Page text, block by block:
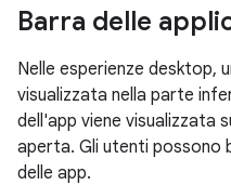
Barra delle
Nelle esperienze desktop,
visualizzata nella parte
dell'app viene visualizzata
aperta. Gli utenti possono
delle app.